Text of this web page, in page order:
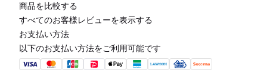
商品を比較する
すべてのお客様レビューを表示する
お支払い方法
以下のお支払い方法をご利用可能です